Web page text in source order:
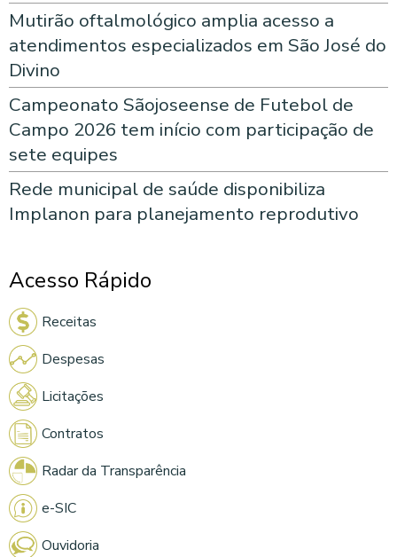
Mutirão oftalmológico amplia acesso a
atendimentos especializados em São José do
Divino
Campeonato Sãojoseense de Futebol de
Campo 2026 tem início com participação de
sete equipes
Rede municipal de saúde disponibiliza
Implanon para planejamento reprodutivo
Acesso Rápido
Receitas
Despesas
Licitações
Contratos
Radar da Transparência
e-SIC
Ouvidoria